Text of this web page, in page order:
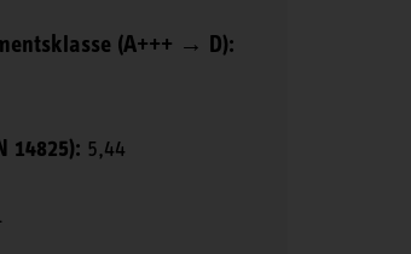
(A+++ → D):
14825): 5,44